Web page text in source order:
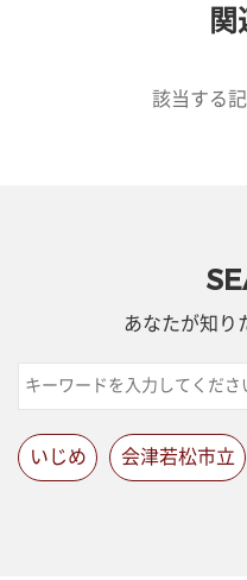
該当する
あなたが知り
いじめ 会津若松市立